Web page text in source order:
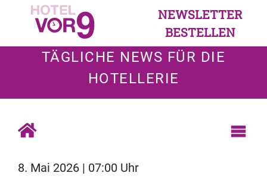
NEWSLETTER
BESTELLEN
TÄGLICHE NEWS FÜR DIE
HOTELLERIE
8. Mai 2026 | 07:00 Uhr